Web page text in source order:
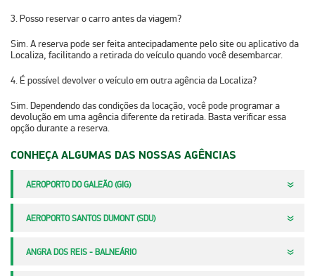
3. Posso reservar o carro antes da viagem?
Sim. A reserva pode ser feita antecipadamente pelo site ou aplicativo da
Localiza, facilitando a retirada do veículo quando você desembarcar.
4. É possível devolver o veículo em outra agência da Localiza?
Sim. Dependendo das condições da locação, você pode programar a
devolução em uma agência diferente da retirada. Basta verificar essa
opção durante a reserva.
CONHEÇA ALGUMAS DAS NOSSAS AGÊNCIAS
AEROPORTO DO GALEÃO (GIG)
AEROPORTO SANTOS DUMONT (SDU)
ANGRA DOS REIS - BALNEÁRIO